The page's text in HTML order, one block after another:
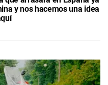
y nos hacemos una idea